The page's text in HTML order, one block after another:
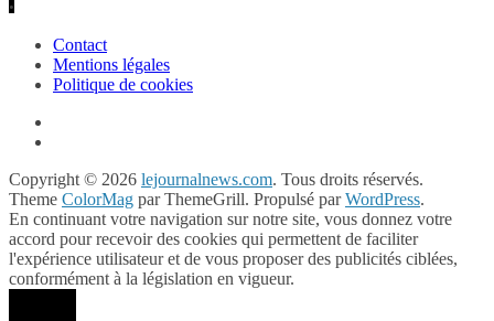
Contact
Mentions légales
Politique de cookies
Copyright © 2026 lejournalnews.com. Tous droits réservés.
Theme ColorMag par ThemeGrill. Propulsé parWordPress.
En continuant votre navigation sur notre site, vous donnez votre
accord pour recevoir des cookies qui permettent de faciliter
l'expérience utilisateur et de vous proposer des publicités ciblées,
conformément à la législation en vigueur.